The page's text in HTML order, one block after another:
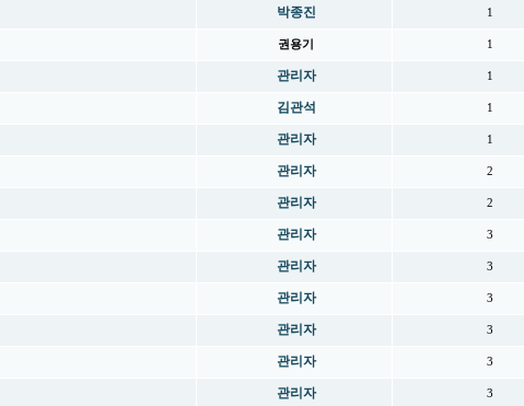
박종진 1
권용기 1
관리자 1
김관석 1
관리자 1
관리자 2
관리자 2
관리자 3
관리자 3
관리자 3
관리자 3
관리자 3
관리자 3